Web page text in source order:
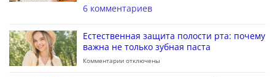
6 комментариев
Естественная защита полости рта: почему
важна не только зубная паста
Комментарии отключены